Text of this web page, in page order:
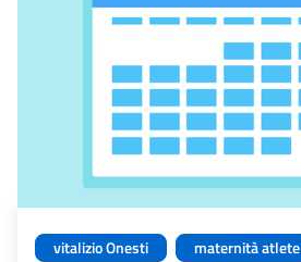
vitalizio Onesti
maternità atlete